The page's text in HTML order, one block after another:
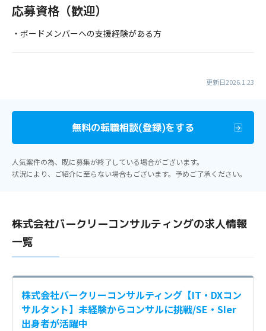
応募資格（歓迎）
・ボードメンバーへの支援経験がある方
更新日2026.1.23
無料の転職相談(登録)をする
人気案件の為、既に募集が終了している場合がございます。
状況により、ご紹介に至らない場合もございます。予めご了承ください。
株式会社バークリーコンサルティングの求人情報
一覧
株式会社バークリーコンサルティング【IT・DXコン
サルタント】未経験からコンサルに挑戦/SE・SIer
出身者が活躍中